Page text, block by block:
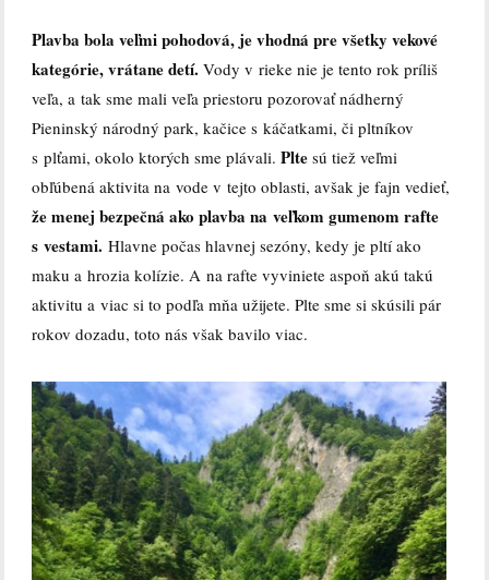
Plavba bola veľmi pohodová, je vhodná pre všetky vekové
kategórie, vrátane detí. Vody v rieke nie je tento rok príliš
veľa, a tak sme mali veľa priestoru pozorovať nádherný
Pieninský národný park, kačice s káčatkami, či pltníkov
s plťami, okolo ktorých sme plávali.Plte sú tiež veľmi
obľúbená aktivita na vode v tejto oblasti, avšak je fajn vedieť,
že menej bezpečná ako plavba na veľkom gumenom rafte
s vestami. Hlavne počas hlavnej sezóny, kedy je pltí ako
maku a hrozia kolízie. A na rafte vyviniete aspoň akú takú
aktivitu a viac si to podľa mňa užijete. Plte sme si skúsili pár
rokov dozadu, toto nás však bavilo viac.